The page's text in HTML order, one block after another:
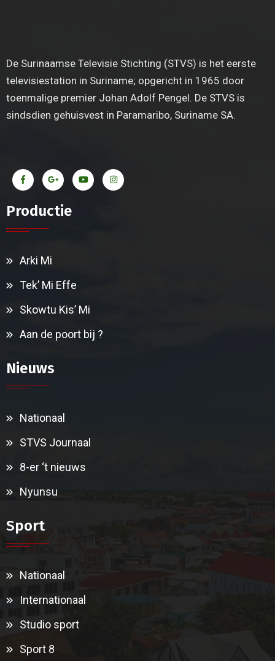
De Surinaamse Televisie Stichting (STVS) is het eerste
televisiestation in Suriname; opgericht in 1965 door
toenmalige premier Johan Adolf Pengel. De STVS is
sindsdien gehuisvest in Paramaribo, Suriname SA.
Productie
Arki Mi
Tek’ Mi Effe
Skowtu Kis’ Mi
Aan de poort bij ?
Nieuws
Nationaal
STVS Journaal
8-er ‘t nieuws
Nyunsu
Sport
Nationaal
Internationaal
Studio sport
Sport 8